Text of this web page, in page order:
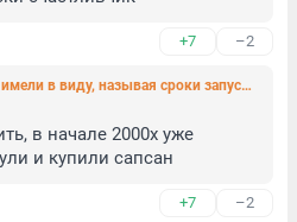
+7 –2
В Смольном объяснили, что имели в виду, называя сроки запуска ВСМ
в начале 2000х уже
и купили сапсан
+7 –2